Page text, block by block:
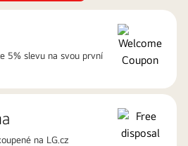
5% slevu na svou první
na LG.cz